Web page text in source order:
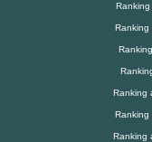
Ranking
Ranking
Ranking
Ranking
Ranking